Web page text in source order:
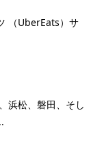
（UberEats）サ
浜松、磐田、そし